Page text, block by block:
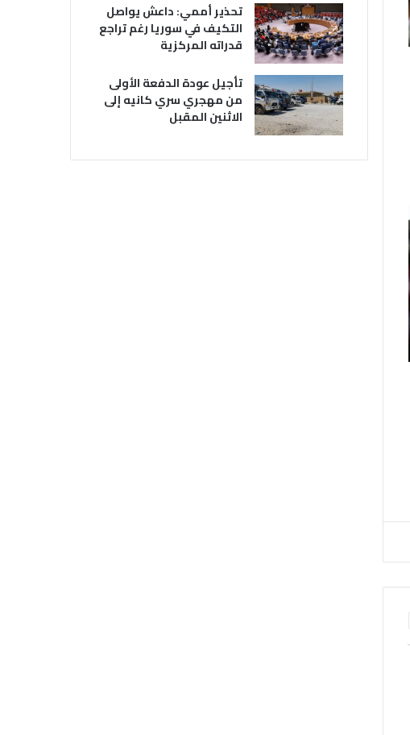
تحذير أممي: داعش يواصل
التكيف في سوريا رغم تراجع
قدراته المركزية
تأجيل عودة الدفعة الأولى
من مهجري سري كانيه إلى
الاثنين المقبل